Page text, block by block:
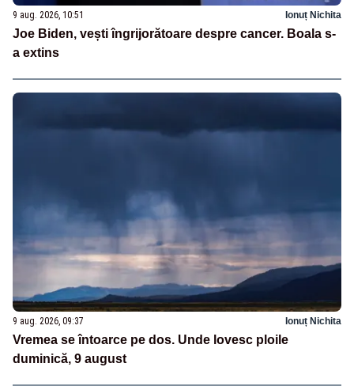
9 aug. 2026, 10:51 Ionuț Nichita
Joe Biden, vești îngrijorătoare despre cancer. Boala s-
a extins
9 aug. 2026, 09:37 Ionuț Nichita
Vremea se întoarce pe dos. Unde lovesc ploile
duminică, 9 august